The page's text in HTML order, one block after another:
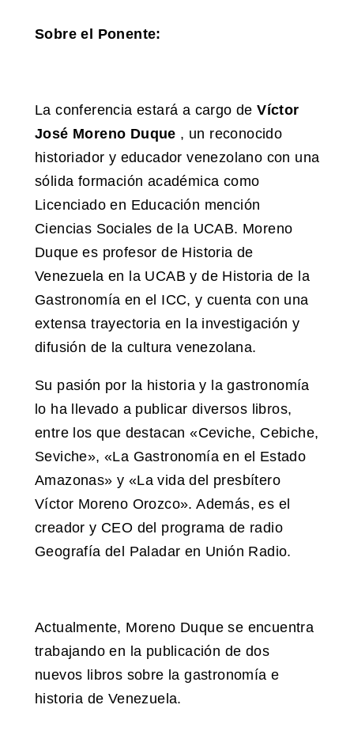
Sobre el Ponente:
La conferencia estará a cargo deVíctor
José Moreno Duque , un reconocido
historiador y educador venezolano con una
sólida formación académica como
Licenciado en Educación mención
Ciencias Sociales de la UCAB. Moreno
Duque es profesor de Historia de
Venezuela en la UCAB y de Historia de la
Gastronomía en el ICC, y cuenta con una
extensa trayectoria en la investigación y
difusión de la cultura venezolana.
Su pasión por la historia y la gastronomía
lo ha llevado a publicar diversos libros,
entre los que destacan «Ceviche, Cebiche,
Seviche», «La Gastronomía en el Estado
Amazonas» y «La vida del presbítero
Víctor Moreno Orozco». Además, es el
creador y CEO del programa de radio
Geografía del Paladar en Unión Radio.
Actualmente, Moreno Duque se encuentra
trabajando en la publicación de dos
nuevos libros sobre la gastronomía e
historia de Venezuela.